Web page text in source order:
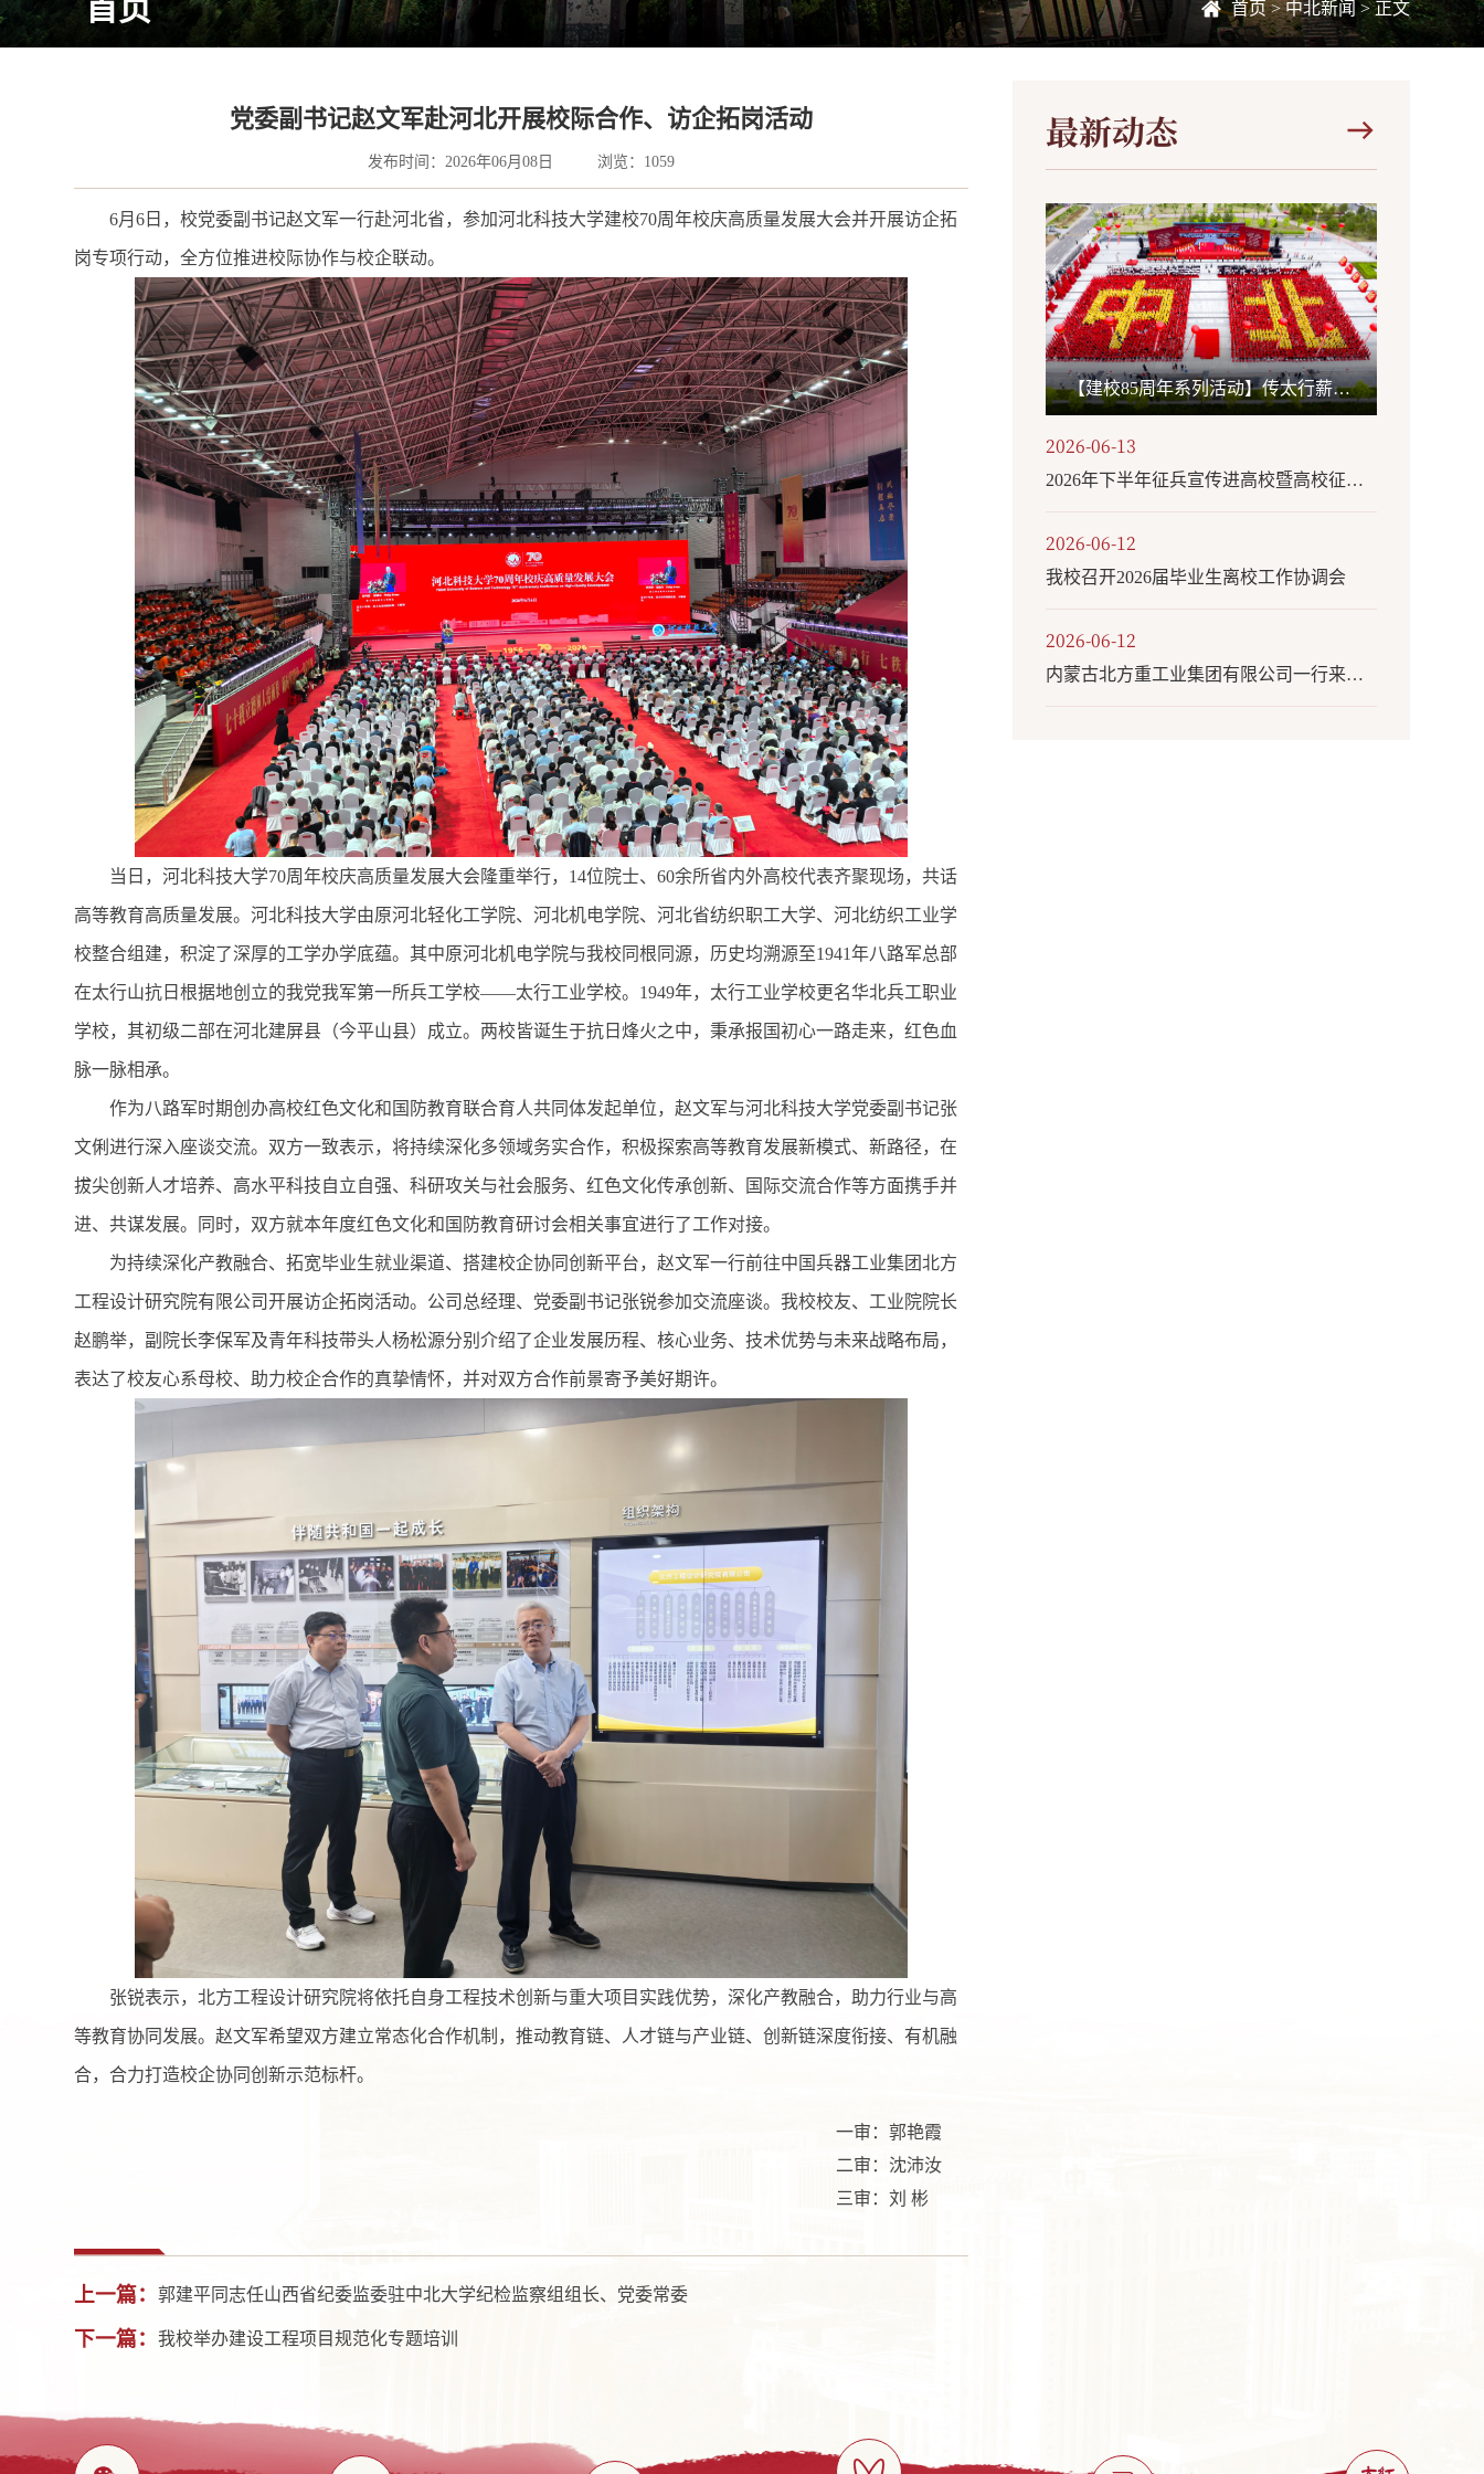
首页 首页>中北新闻 > 正文
党委副书记赵文军赴河北开展校际合作、访企拓岗活动
发布时间：2026年06月08日 浏览： 1059
6月6日，校党委副书记赵文军一行赴河北省，参加河北科技大学建校70周年校庆高质量发展大会并开展访企拓
岗专项行动，全方位推进校际协作与校企联动。
当日，河北科技大学70周年校庆高质量发展大会隆重举行，14位院士、60余所省内外高校代表齐聚现场，共话
高等教育高质量发展。河北科技大学由原河北轻化工学院、河北机电学院、河北省纺织职工大学、河北纺织工业学
校整合组建，积淀了深厚的工学办学底蕴。其中原河北机电学院与我校同根同源，历史均溯源至1941年八路军总部
在太行山抗日根据地创立的我党我军第一所兵工学校——太行工业学校。1949年，太行工业学校更名华北兵工职业
学校，其初级二部在河北建屏县（今平山县）成立。两校皆诞生于抗日烽火之中，秉承报国初心一路走来，红色血
脉一脉相承。
作为八路军时期创办高校红色文化和国防教育联合育人共同体发起单位，赵文军与河北科技大学党委副书记张
文俐进行深入座谈交流。双方一致表示，将持续深化多领域务实合作，积极探索高等教育发展新模式、新路径，在
拔尖创新人才培养、高水平科技自立自强、科研攻关与社会服务、红色文化传承创新、国际交流合作等方面携手并
进、共谋发展。同时，双方就本年度红色文化和国防教育研讨会相关事宜进行了工作对接。
为持续深化产教融合、拓宽毕业生就业渠道、搭建校企协同创新平台，赵文军一行前往中国兵器工业集团北方
工程设计研究院有限公司开展访企拓岗活动。公司总经理、党委副书记张锐参加交流座谈。我校校友、工业院院长
赵鹏举，副院长李保军及青年科技带头人杨松源分别介绍了企业发展历程、核心业务、技术优势与未来战略布局，
表达了校友心系母校、助力校企合作的真挚情怀，并对双方合作前景寄予美好期许。
张锐表示，北方工程设计研究院将依托自身工程技术创新与重大项目实践优势，深化产教融合，助力行业与高
等教育协同发展。赵文军希望双方建立常态化合作机制，推动教育链、人才链与产业链、创新链深度衔接、有机融
合，合力打造校企协同创新示范标杆。
一审：郭艳霞
二审：沈沛汝
三审：刘 彬
上一篇：郭建平同志任山西省纪委监委驻中北大学纪检监察组组长、党委常委
下一篇：我校举办建设工程项目规范化专题培训
最新动态
【建校85周年系列活动】传太行薪火创时代一流 承国旗荣光担强国使命——我校举办“国旗下的思政课”主题活动
2026-06-13
2026年下半年征兵宣传进高校暨高校征兵启动仪式在我校举行
2026-06-12
我校召开2026届毕业生离校工作协调会
2026-06-12
内蒙古北方重工业集团有限公司一行来校调研交流